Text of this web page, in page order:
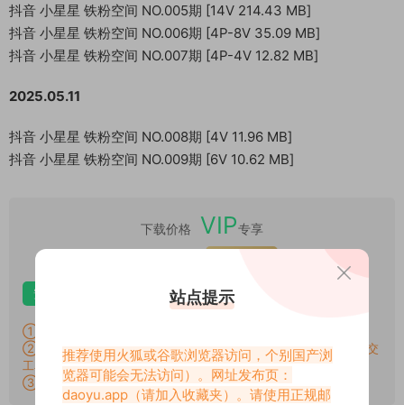
抖音 小星星 铁粉空间 NO.005期 [14V 214.43 MB]
抖音 小星星 铁粉空间 NO.006期 [4P-8V 35.09 MB]
抖音 小星星 铁粉空间 NO.007期 [4P-4V 12.82 MB]
2025.05.11
抖音 小星星 铁粉空间 NO.008期 [4V 11.96 MB]
抖音 小星星 铁粉空间 NO.009期 [6V 10.62 MB]
下载价格 VIP专享
安卓解压 电脑解压
①：所有素材切勿外传，仅供欣赏，喜欢请支持原作者！
②：所有素材密码均已测试，遇见问题站内有教程学习，不会再提交
工单。
③：所有素材均无露点、纯绿色版本，若有需求请另寻，谢谢！
站点提示
推荐使用火狐或谷歌浏览器访问，个别国产浏
览器可能会无法访问）。网址发布页：
daoyu.app （请加入收藏夹）。请使用正规邮